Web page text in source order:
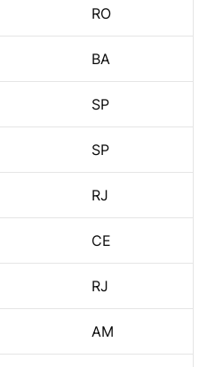
RO
BA
SP
SP
RJ
CE
RJ
AM